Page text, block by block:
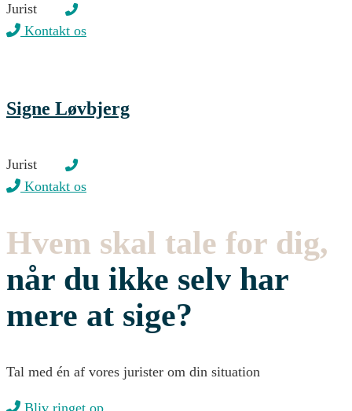
Jurist
Kontakt os
Signe Løvbjerg
Jurist
Kontakt os
Hvem skal tale for dig,
når du ikke selv har
mere at sige?
Tal med én af vores jurister om din situation